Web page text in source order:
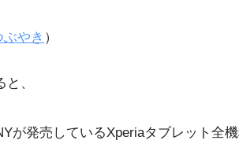
やき ）
、
が発売しているXperiaタブレット全